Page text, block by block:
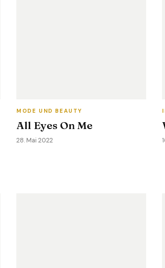
MODE UND BEAUTY
All Eyes On Me
28. Mai 2022